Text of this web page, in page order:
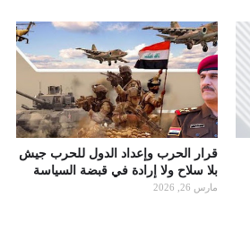
قرار الحرب وإعداد الدول للحرب جيش
بلا سلاح ولا إرادة في قبضة السياسة
مارس 26, 2026